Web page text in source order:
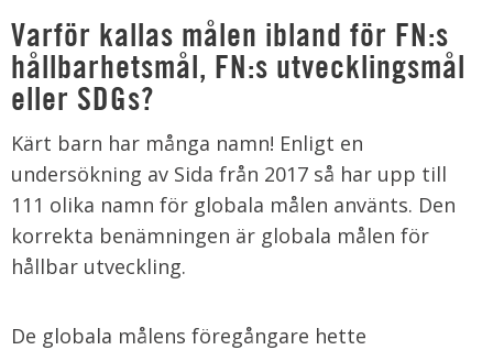
Varför kallas målen ibland för FN:s
hållbarhetsmål, FN:s utvecklingsmål
eller SDGs?
Kärt barn har många namn! Enligt en
undersökning av Sida från 2017 så har upp till
111 olika namn för globala målen använts. Den
korrekta benämningen är globala målen för
hållbar utveckling.
De globala målens föregångare hette